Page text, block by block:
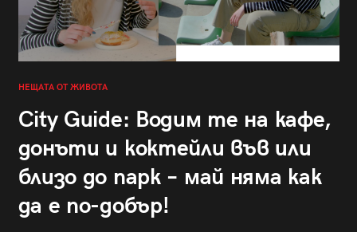
НЕЩАТА ОТ ЖИВОТА
City Guide: Водим те на кафе,
донъти и коктейли във или
близо до парк – май няма как
да е по-добър!